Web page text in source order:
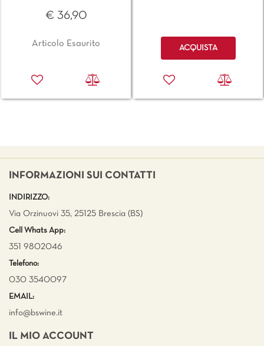
€ 36,90
Articolo Esaurito Quantità
ACQUISTA
INFORMAZIONI SUI CONTATTI
INDIRIZZO:
Via Orzinuovi 35, 25125 Brescia (BS)
Cell Whats App:
351 9802046
Telefono:
030 3540097
EMAIL:
info@bswine.it
IL MIO ACCOUNT